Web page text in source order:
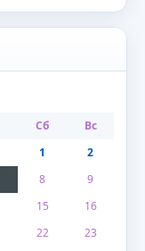
Сб
Вс
1
2
8
9
15
16
22
23